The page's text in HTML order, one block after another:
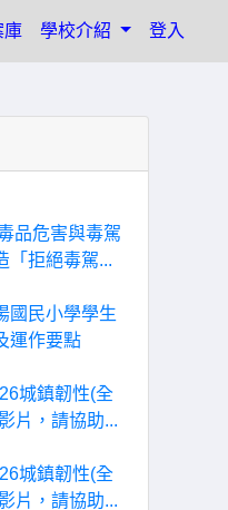
庫 學校介紹 登入
品危害與毒駕
「拒絕毒駕...
國民小學學生
運作要點
城鎮韌性(全
片，請協助...
城鎮韌性(全
片，請協助...